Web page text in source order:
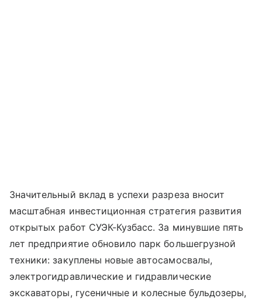
Значительный вклад в успехи разреза вносит
масштабная инвестиционная стратегия развития
открытых работ СУЭК-Кузбасс. За минувшие пять
лет предприятие обновило парк большегрузной
техники: закуплены новые автосамосвалы,
электрогидравлические и гидравлические
экскаваторы, гусеничные и колесные бульдозеры,